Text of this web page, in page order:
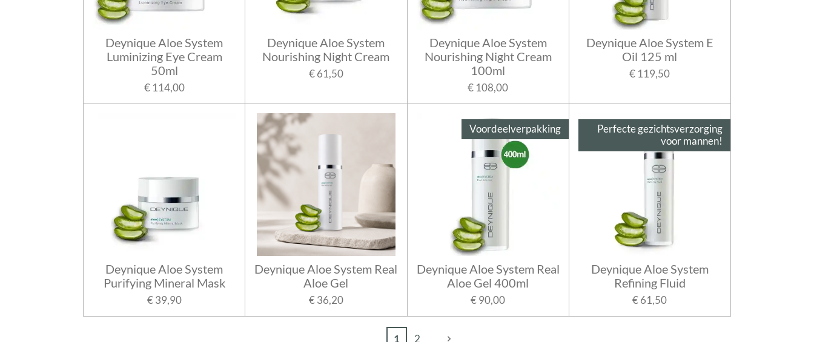
Deynique Aloe System
Luminizing Eye Cream
50ml
€ 114,00
Deynique Aloe System
Nourishing Night Cream
€ 61,50
Deynique Aloe System
Nourishing Night Cream
100ml
€ 108,00
Deynique Aloe System E
Oil 125 ml
€ 119,50
Deynique Aloe System
Purifying Mineral Mask
€ 39,90
Deynique Aloe System Real
Aloe Gel
€ 36,20
Voordeelverpakking
Deynique Aloe System Real
Aloe Gel 400ml
€ 90,00
Perfecte gezichtsverzorging
voor mannen!
Deynique Aloe System
Refining Fluid
€ 61,50
1 2